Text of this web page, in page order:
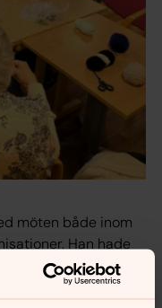
möten både inom
Han hade
kyrkorådets